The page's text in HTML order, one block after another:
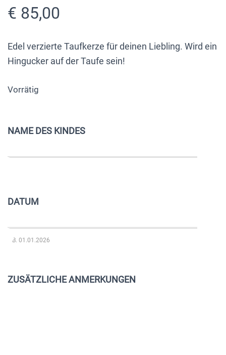
€ 85,00
Edel verzierte Taufkerze für deinen Liebling. Wird ein
Hingucker auf der Taufe sein!
Vorrätig
NAME DES KINDES
DATUM
z.B. 01.01.2026
ZUSÄTZLICHE ANMERKUNGEN